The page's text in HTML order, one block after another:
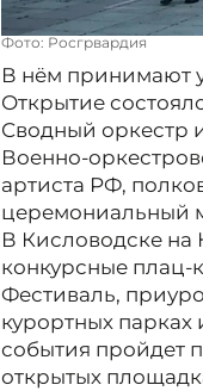
Фото: Росгрвардия
В нём принимают
Открытие
Сводный оркестр
Военно-
артиста РФ,
церемониальный
В Кисловодске на
конкурсные плац-
Фестиваль,
курортных
события пройдет
открытых